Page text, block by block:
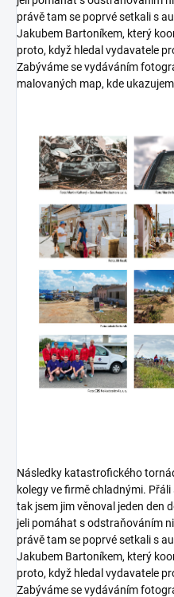
právě tam se poprvé setkali s
Jakubem Bartoníkem, který
proto, když hledal vydavatele
Zabýváme se vydáváním
malovaných map, kde
Následky katastrofického
kolegy ve firmě chladnými.
tak jsem jim věnoval jeden den
jeli pomáhat s odstraňováním
právě tam se poprvé setkali s
Jakubem Bartoníkem, který
proto, když hledal vydavatele
Zabýváme se vydáváním